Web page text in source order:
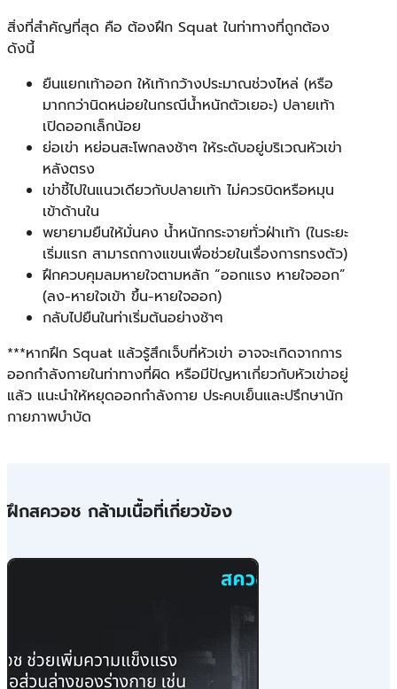
สิ่งที่สำคัญที่สุด คือ ต้องฝึก Squat ในท่าทางที่ถูกต้อง
ดังนี้
ยืนแยกเท้าออก ให้เท้ากว้างประมาณช่วงไหล่ (หรือ
มากกว่านิดหน่อยในกรณีน้ำหนักตัวเยอะ) ปลายเท้า
เปิดออกเล็กน้อย
ย่อเข่า หย่อนสะโพกลงช้าๆ ให้ระดับอยู่บริเวณหัวเข่า
หลังตรง
เข่าชี้ไปในแนวเดียวกับปลายเท้า ไม่ควรบิดหรือหมุน
เข้าด้านใน
พยายามยืนให้มั่นคง น้ำหนักกระจายทั่วฝ่าเท้า (ในระยะ
เริ่มแรก สามารถกางแขนเพื่อช่วยในเรื่องการทรงตัว)
ฝึกควบคุมลมหายใจตามหลัก “ออกแรง หายใจออก”
(ลง-หายใจเข้า ขึ้น-หายใจออก)
กลับไปยืนในท่าเริ่มต้นอย่างช้าๆ
***หากฝึก Squat แล้วรู้สึกเจ็บที่หัวเข่า อาจจะเกิดจากการ
ออกกำลังกายในท่าทางที่ผิด หรือมีปัญหาเกี่ยวกับหัวเข่าอยู่
แล้ว แนะนำให้หยุดออกกำลังกาย ประคบเย็นและปรึกษานัก
กายภาพบำบัด
​ฝึกสควอช กล้ามเนื้อที่เกี่ยวข้อง